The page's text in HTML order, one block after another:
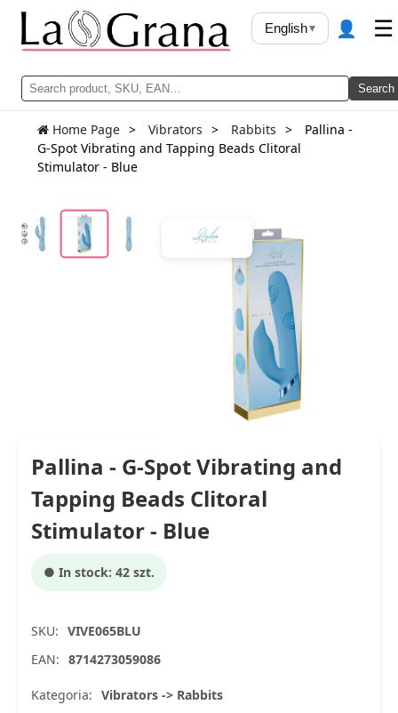
Search
English▾ 👤 ☰
Home Page Vibrators Rabbits
Pallina -
G-Spot Vibrating and Tapping Beads Clitoral
Stimulator - Blue
Pallina - G-Spot Vibrating and
Tapping Beads Clitoral
Stimulator - Blue
● In stock: 42 szt.
SKU: VIVE065BLU
EAN: 8714273059086
Kategoria: Vibrators -> Rabbits